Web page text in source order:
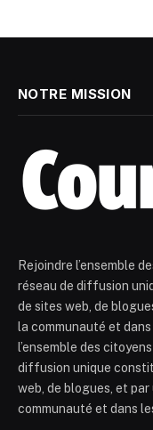
NOTRE MISSION
Rejoindre l’ensemble
réseau de diffusion
de sites web, de
la communauté et
l’ensemble des
diffusion unique
web, de blogues, et
communauté et dans